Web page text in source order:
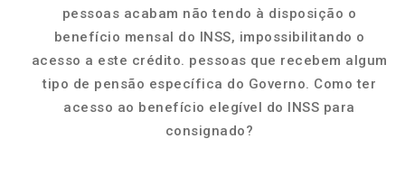
pessoas acabam não tendo à disposição o
benefício mensal do INSS, impossibilitando o
acesso a este crédito. pessoas que recebem algum
tipo de pensão específica do Governo. Como ter
acesso ao benefício elegível do INSS para
consignado?